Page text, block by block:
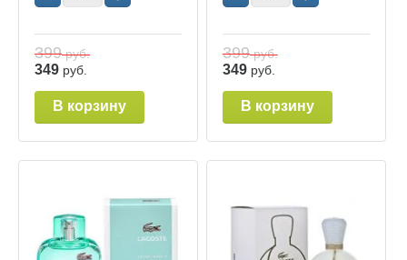
399руб.
349 руб.
В корзину
399руб.
349 руб.
В корзину